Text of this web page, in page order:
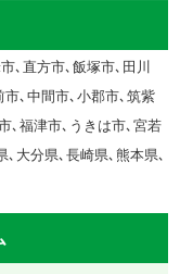
､直方市､飯塚市､田川
､中間市､小郡市､筑紫
､福津市､うきは市､宮若
大分県､長崎県､熊本県､